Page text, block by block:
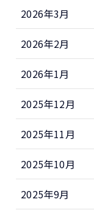
2026年3月
2026年2月
2026年1月
2025年12月
2025年11月
2025年10月
2025年9月